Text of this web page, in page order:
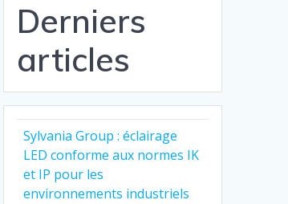
Derniers
articles
Sylvania Group : éclairage
LED conforme aux normes IK
et IP pour les
environnements industriels